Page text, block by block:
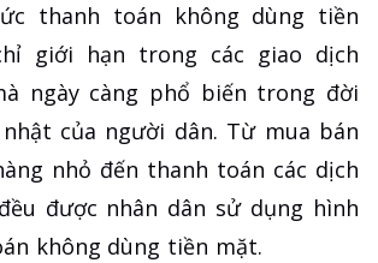
thanh toán không dùng tiền
giới hạn trong các giao dịch
ngày càng phổ biến trong đời
của người dân. Từ mua bán
nhỏ đến thanh toán các dịch
được nhân dân sử dụng hình
không dùng tiền mặt.